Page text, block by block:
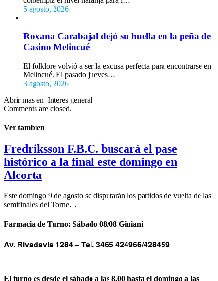
5 agosto, 2026
Roxana Carabajal dejó su huella en la peña de
Casino Melincué
El folklore volvió a ser la excusa perfecta para encontrarse en
Melincué. El pasado jueves…
3 agosto, 2026
Abrir mas en Interes general
Comments are closed.
Ver tambien
Fredriksson F.B.C. buscará el pase
histórico a la final este domingo en
Alcorta
Este domingo 9 de agosto se disputarán los partidos de vuelta de las
semifinales del Torne…
Farmacia de Turno: Sábado 08/08 Giuiani
Av. Rivadavia 1284 –Tel. 3465 424966/428459
El turno es desde el sábado a las 8.00 hasta el domingo a las